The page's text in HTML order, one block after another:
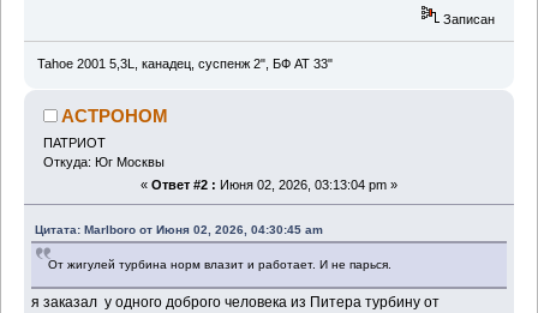
Записан
Tahoe 2001 5,3L, канадец, суспенж 2", БФ АТ 33"
ACTPOHOM
ПАТРИОТ
Откуда: Юг Москвы
« Ответ #2 : Июня 02, 2026, 03:13:04 pm »
Цитата: Marlboro от Июня 02, 2026, 04:30:45 am
От жигулей турбина норм влазит и работает. И не парься.
я заказал у одного доброго человека из Питера турбину от